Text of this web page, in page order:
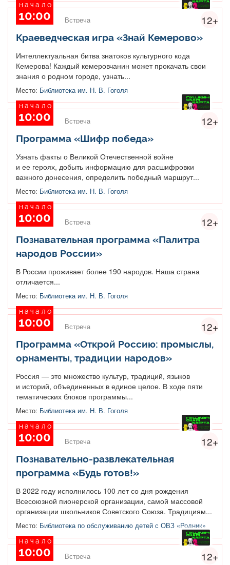
12+
начало
10:00 Встреча
Краеведческая игра «Знай Кемерово»
Интеллектуальная битва знатоков культурного кода
Кемерова! Каждый кемеровчанин может прокачать свои
знания о родном городе, узнать...
Место: Библиотека им. Н. В. Гоголя
12+
начало
10:00 Встреча
Программа «Шифр победа»
Узнать факты о Великой Отечественной войне
и ее героях, добыть информацию для расшифровки
важного донесения, определить победный маршрут...
Место: Библиотека им. Н. В. Гоголя
12+
начало
10:00 Встреча
Познавательная программа «Палитра
народов России»
В России проживает более 190 народов. Наша страна
отличается...
Место: Библиотека им. Н. В. Гоголя
12+
начало
10:00 Встреча
Программа «Открой Россию: промыслы,
орнаменты, традиции народов»
Россия — это множество культур, традиций, языков
и историй, объединенных в единое целое. В ходе пяти
тематических блоков программы...
Место: Библиотека им. Н. В. Гоголя
12+
начало
10:00 Встреча
Познавательно-развлекательная
программа «Будь готов!»
В 2022 году исполнилось 100 лет со дня рождения
Всесоюзной пионерской организации, самой массовой
организации школьников Советского Союза. Традициям...
Место: Библиотека по обслуживанию детей с ОВЗ «Родник»
12+
начало
10:00 Встреча